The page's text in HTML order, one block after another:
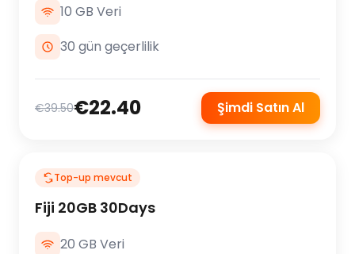
10 GB Veri
30 gün geçerlilik
€39.50€22.40 Şimdi Satın Al
Top-up mevcut
Fiji 20GB 30Days
20 GB Veri